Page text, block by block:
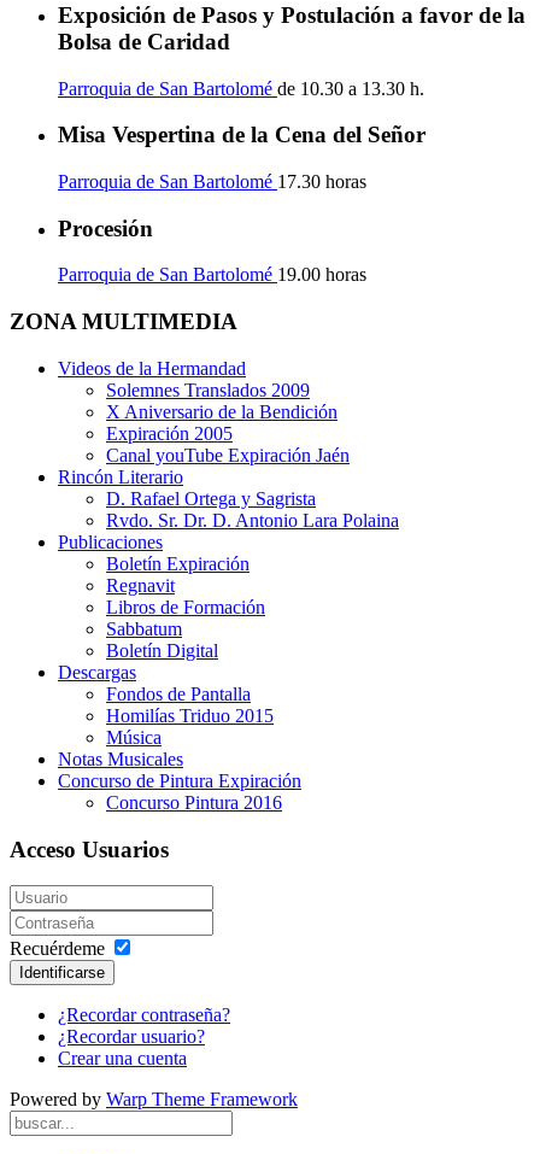
Exposición de Pasos y Postulación a favor de la
Bolsa de Caridad
Parroquia de San Bartolomé de 10.30 a 13.30 h.
Misa Vespertina de la Cena del Señor
Parroquia de San Bartolomé 17.30 horas
Procesión
Parroquia de San Bartolomé 19.00 horas
ZONA MULTIMEDIA
Videos de la Hermandad
Solemnes Translados 2009
X Aniversario de la Bendición
Expiración 2005
Canal youTube Expiración Jaén
Rincón Literario
D. Rafael Ortega y Sagrista
Rvdo. Sr. Dr. D. Antonio Lara Polaina
Publicaciones
Boletín Expiración
Regnavit
Libros de Formación
Sabbatum
Boletín Digital
Descargas
Fondos de Pantalla
Homilías Triduo 2015
Música
Notas Musicales
Concurso de Pintura Expiración
Concurso Pintura 2016
Acceso Usuarios
Recuérdeme
Identificarse
¿Recordar contraseña?
¿Recordar usuario?
Crear una cuenta
Powered by Warp Theme Framework